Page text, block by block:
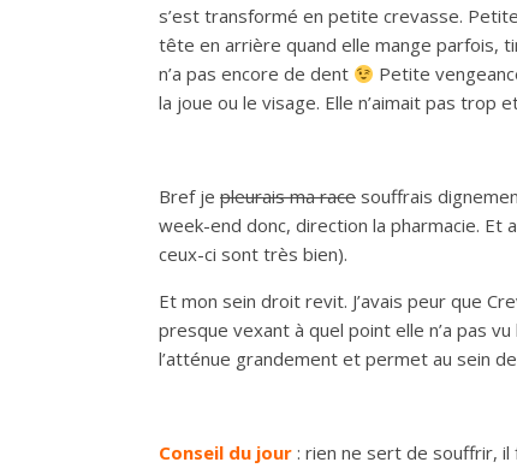
s’est transformé en petite crevasse.
tête en arrière quand elle mange parfois,
n’a pas encore de dent
Petite
la joue ou le visage. Elle n’aimait pas trop
Bref je pleurais ma race souffrais
week-end donc, direction la pharmacie. Et
ceux-ci sont très bien).
Et mon sein droit revit. J’avais peur que
presque vexant à quel point elle n’a pas
l’atténue grandement et permet au sein
Conseil du jour : rien ne sert de souffrir,